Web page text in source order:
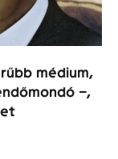
médium,
–,